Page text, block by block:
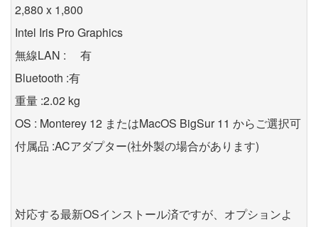
2,880 x 1,800
Intel Iris Pro Graphics
無線LAN : 有
Bluetooth :有
重量 :2.02 kg
OS : Monterey 12 またはMacOS BigSur 11 からご選択可
付属品 :ACアダプター(社外製の場合があります)
対応する最新OSインストール済ですが、オプションよ